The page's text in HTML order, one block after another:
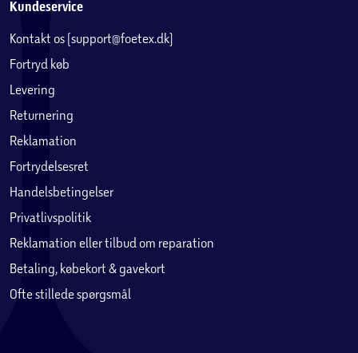
Kundeservice
Kontakt os (support@foetex.dk)
Fortryd køb
Levering
Returnering
Reklamation
Fortrydelsesret
Handelsbetingelser
Privatlivspolitik
Reklamation eller tilbud om reparation
Betaling, købekort & gavekort
Ofte stillede spørgsmål